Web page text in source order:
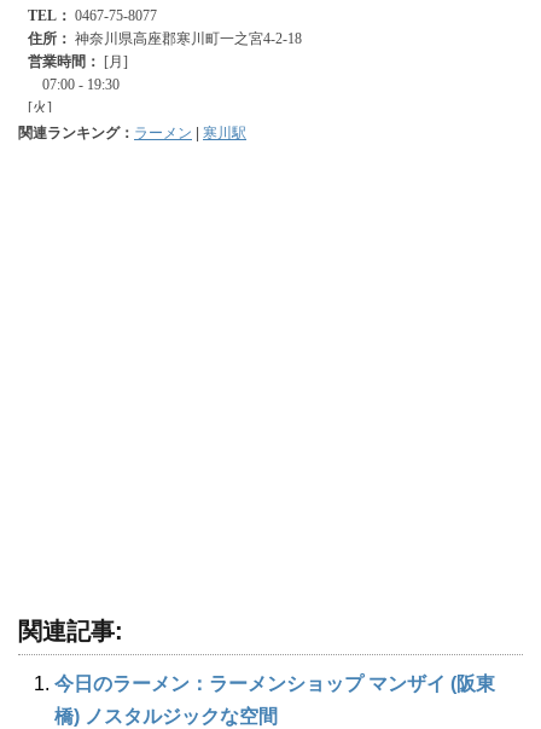
関連ランキング： ラーメン | 寒川駅
関連記事:
今日のラーメン：ラーメンショップ マンザイ (阪東
橋) ノスタルジックな空間